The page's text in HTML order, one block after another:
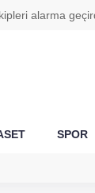
alarma
SPOR